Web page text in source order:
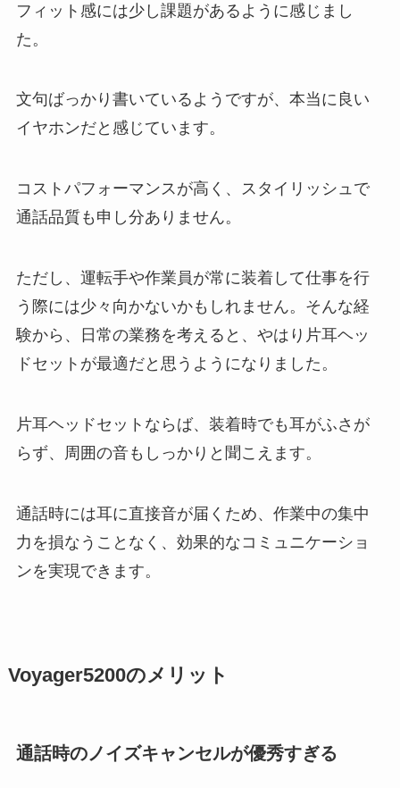
フィット感には少し課題があるように感じまし
た。
文句ばっかり書いているようですが、本当に良い
イヤホンだと感じています。
コストパフォーマンスが高く、スタイリッシュで
通話品質も申し分ありません。
ただし、運転手や作業員が常に装着して仕事を行
う際には少々向かないかもしれません。そんな経
験から、日常の業務を考えると、やはり片耳ヘッ
ドセットが最適だと思うようになりました。
片耳ヘッドセットならば、装着時でも耳がふさが
らず、周囲の音もしっかりと聞こえます。
通話時には耳に直接音が届くため、作業中の集中
力を損なうことなく、効果的なコミュニケーショ
ンを実現できます。
Voyager5200のメリット
通話時のノイズキャンセルが優秀すぎる